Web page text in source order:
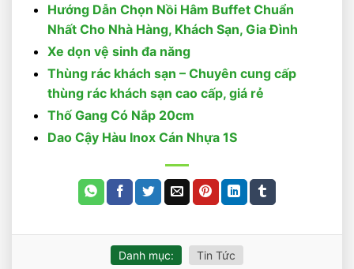
Hướng Dẫn Chọn Nồi Hâm Buffet Chuẩn
Nhất Cho Nhà Hàng, Khách Sạn, Gia Đình
Xe dọn vệ sinh đa năng
Thùng rác khách sạn – Chuyên cung cấp
thùng rác khách sạn cao cấp, giá rẻ
Thố Gang Có Nắp 20cm
Dao Cậy Hàu Inox Cán Nhựa 1S
Danh mục: Tin Tức